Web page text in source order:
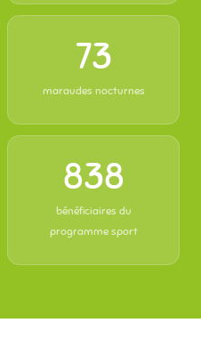
73
maraudes nocturnes
838
bénéficiaires du
programme sport